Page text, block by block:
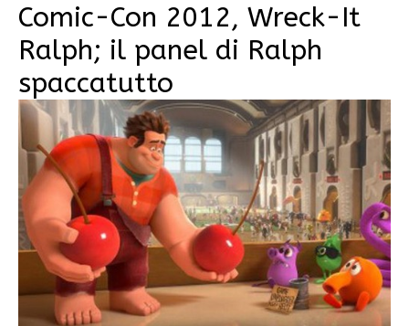
Comic-Con 2012, Wreck-It
Ralph; il panel di Ralph
spaccatutto